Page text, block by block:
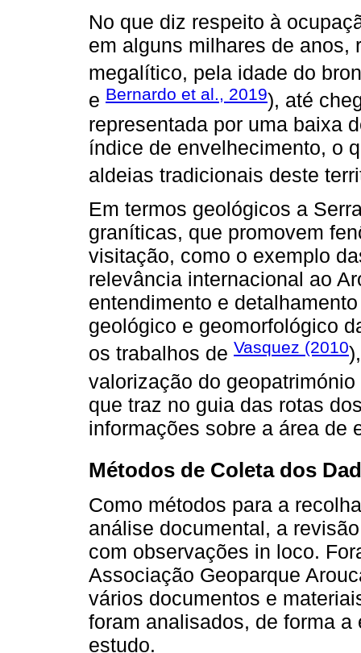
No que diz respeito à
em alguns milhares de anos,
megalítico, pela idade do
e Bernardo et al., 2019), até
representada por uma baixa
índice de envelhecimento, o
aldeias tradicionais deste
Em termos geológicos a
graníticas, que promovem
visitação, como o exemplo
relevância internacional ao
entendimento e
geológico e geomorfológico
os trabalhos de Vasquez (2010
valorização do
que traz no guia das rotas
informações sobre a área de
Métodos de Coleta dos
Como métodos para a
análise documental, a
com observações in loco.
Associação Geoparque
vários documentos e
foram analisados, de forma
estudo.